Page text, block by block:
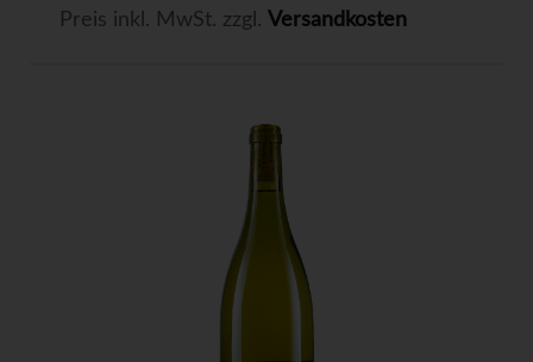
Preis inkl. MwSt. zzgl. Versandkosten